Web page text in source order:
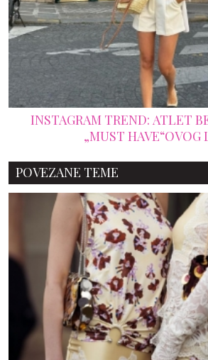
INSTAGRAM TREND: ATLET
„MUST HAVE“OVOG
POVEZANE TEME